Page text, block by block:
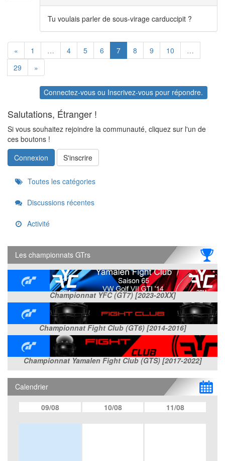
Tu voulais parler de sous-virage carduccipit ?
« 1 … 4 5 6 7 8 9 10
…
29
»
Connectez-vous ou Inscrivez-vous pour répondre.
Salutations, Étranger !
Si vous souhaitez rejoindre la communauté, cliquez sur l'un de
ces boutons !
Connexion
S'inscrire
Quick
Links
Toutes les catégories
Discussions récentes
Activité
Les championnats GTrs
Championnat YFC (GT7) [2023-20XX]
Championnat Fight Club (GT6) [2014-2016]
Championnat Yamalen Fight Club (GTS) [2017-2022]
Calendrier
09/08 10/08 11/08